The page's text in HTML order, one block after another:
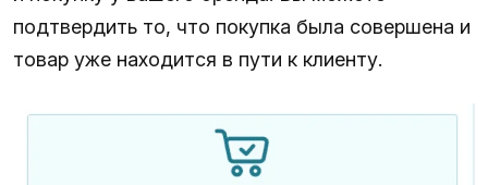
подтвердить то, что покупка была совершена и
товар уже находится в пути к клиенту.